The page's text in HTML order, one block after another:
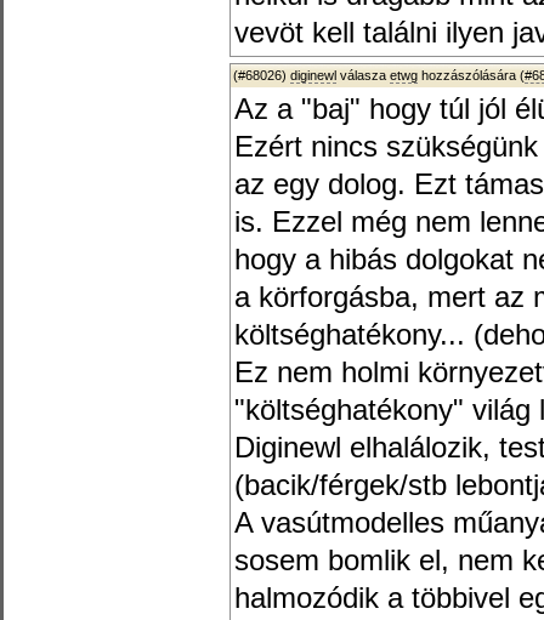
vevöt kell találni ilyen
(#68026) diginewl válasza etwg hozzászólására (
Az a "baj" hogy túl jól
Ezért nincs
az egy dolog. Ezt
is. Ezzel még nem
hogy a hibás dolgokat
a körforgásba, mert az
költséghatékony...
Ez nem holmi
"költséghatékony" világ
Diginewl elhalálozik,
(bacik/férgek/stb
A vasútmodelles
sosem bomlik el, nem
halmozódik a többivel